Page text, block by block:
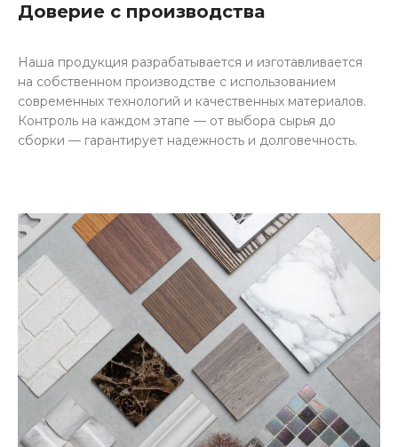
Доверие с производства
Наша продукция разрабатывается и изготавливается
на собственном производстве с использованием
современных технологий и качественных материалов.
Контроль на каждом этапе — от выбора сырья до
сборки — гарантирует надежность и долговечность.